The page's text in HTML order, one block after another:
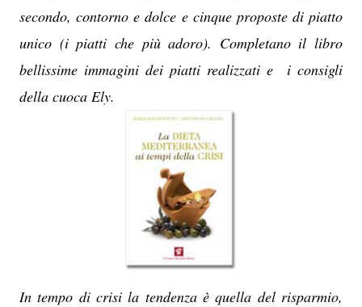
secondo, contorno e dolce e cinque proposte di piatto
unico (i piatti che più adoro). Completano il libro
bellissime immagini dei piatti realizzati e i consigli
della cuoca Ely.
In tempo di crisi la tendenza è quella del risparmio,